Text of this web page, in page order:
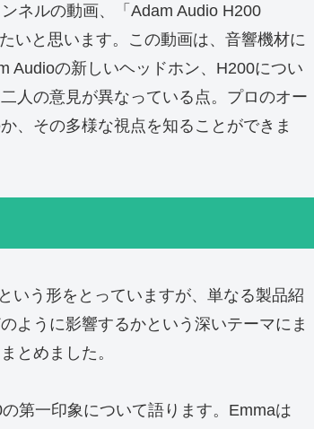
ネルの動画、「Adam Audio H200
いと思います。この動画は、音響機材に
Audioの新しいヘッドホン、H200につい
人の意見が異なっている点。プロのオー
、その多様な視点を知ることができま
いう形をとっていますが、単なる製品紹
ように影響するかという深いテーマにま
とめました。
第一印象について語ります。Emmaは